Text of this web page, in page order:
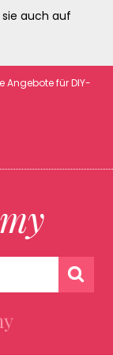
auch auf
Angebote für DIY-